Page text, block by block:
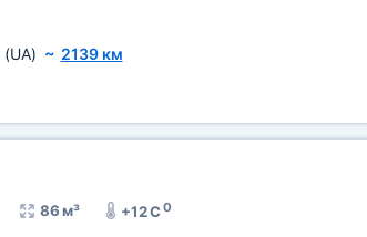
(UA) ~ 2139 км
86 м³ +12 C0